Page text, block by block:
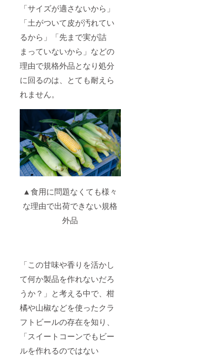
「サイズが適さないから」
「土がついて皮が汚れてい
るから」「先まで実が詰
まっていないから」などの
理由で規格外品となり処分
に回るのは、とても耐えら
れません。
▲食用に問題なくても様々
な理由で出荷できない規格
外品
「この甘味や香りを活かし
て何か製品を作れないだろ
うか？」と考える中で、柑
橘や山椒などを使ったクラ
フトビールの存在を知り、
「スイートコーンでもビー
ルを作れるのではない